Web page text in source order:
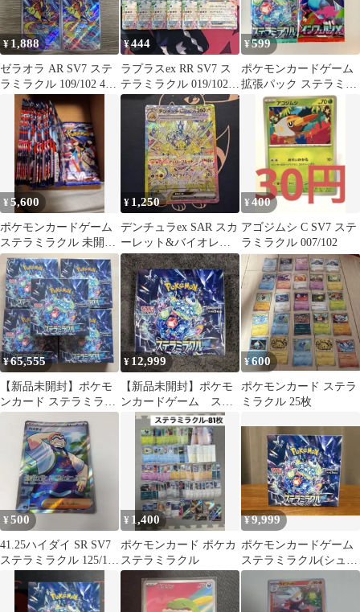
¥ 1,888
ゼラオラ AR SV7 ステ
ラミラクル 109/102 4枚
セット
¥444
ラプラスex RR SV7 ス
テラミラクル 019/102 6
枚セット
¥599
ポケモンカードゲーム
拡張パック ステラミラ
クル インフェルノX
¥5,600
ポケモンカードゲーム
ステラミラクル 未開封
パック 16パック
¥ 1,250
デンチュラex SAR スカ
ーレット&バイオレッ
ト 拡張パック ステラミ
ラクル…
¥400
アゴジムシ C SV7 ステ
ラミラクル 007/102
¥65,555
【新品未開封】ポケモ
ンカード ステラミラク
ル シュリンク付 5box
まとめ売り
¥ 12,999
【新品未開封】ポケモ
ンカードゲーム ステ
ラミラクル 1BOXシュ
リンク付き
¥600
ポケモンカード ステラ
ミラクル 25枚
¥500
41.25ハイダイ SR SV7
ステラミラクル 125/102
¥ 1,400
ポケモンカード ポケカ
ステラミラクル
¥9,999
ポケモンカードゲーム
ステラミラクル(シュリ
ンクなし・ペリペリあ